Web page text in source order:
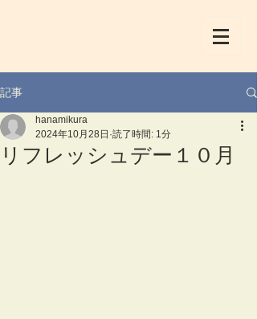
記事
リフレッシュデー１０月
hanamikura
2024年10月28日 読了時間: 1分